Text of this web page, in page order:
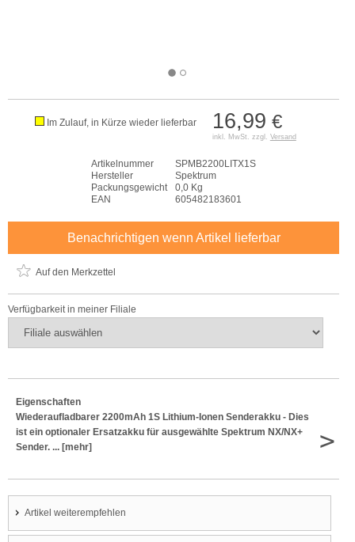
16,99 €
inkl. MwSt. zzgl. Versand
Im Zulauf, in Kürze wieder lieferbar
Artikelnummer
SPMB2200LITX1S
Hersteller
Spektrum
Packungsgewicht
0,0 Kg
EAN
605482183601
Benachrichtigen wenn Artikel lieferbar
Auf den Merkzettel
Verfügbarkeit in meiner Filiale
Eigenschaften
Wiederaufladbarer 2200mAh 1S Lithium-Ionen Senderakku - Dies
ist ein optionaler Ersatzakku für ausgewählte Spektrum NX/NX+
Sender. ... [mehr]
>
Artikel weiterempfehlen